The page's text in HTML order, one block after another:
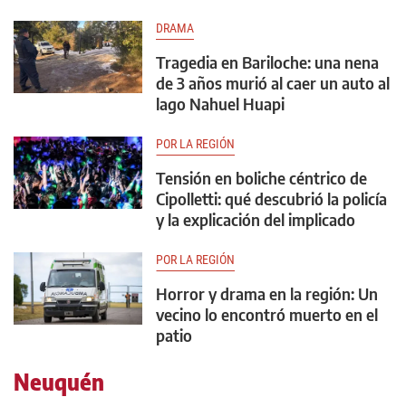
DRAMA
Tragedia en Bariloche: una nena
de 3 años murió al caer un auto al
lago Nahuel Huapi
POR LA REGIÓN
Tensión en boliche céntrico de
Cipolletti: qué descubrió la policía
y la explicación del implicado
POR LA REGIÓN
Horror y drama en la región: Un
vecino lo encontró muerto en el
patio
Neuquén